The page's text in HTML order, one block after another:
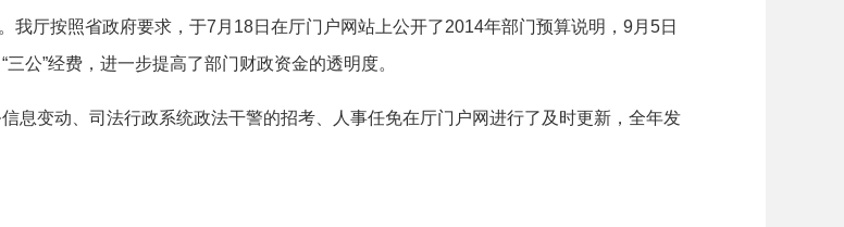
我厅按照省政府要求，于7月 18日在厅门户网站上公开了2014年部门预算说明， 9月 5日
公”经费，进一步提高了部门财政资金的透明度。
息变动、司法行政系统政法干警的招考、人事任免在厅门户网进行了及时更新，全年发